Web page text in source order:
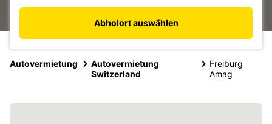
Abholort auswählen
Autovermietung
Autovermietung
Switzerland
Freiburg
Amag